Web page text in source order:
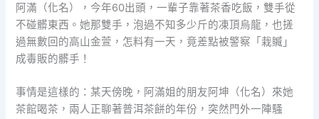
阿滿（化名），今年60出頭，一輩子靠著茶香吃飯，雙手從
不碰髒東西。她那雙手，泡過不知多少斤的凍頂烏龍，也搓
過無數回的高山金萱，怎料有一天，竟差點被警察「栽贓」
成毒販的髒手！
事情是這樣的：某天傍晚，阿滿姐的朋友阿坤（化名）來她
茶館喝茶，兩人正聊著普洱茶餅的年份，突然門外一陣騷